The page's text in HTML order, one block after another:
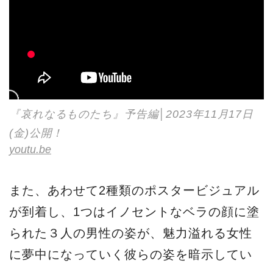
『哀れなるものたち』予告編│2023年11月17日
(金)公開！
youtu.be
また、あわせて2種類のポスタービジュアル
が到着し、1つはイノセントなベラの顔に塗
られた３人の男性の姿が、魅力溢れる女性
に夢中になっていく彼らの姿を暗示してい